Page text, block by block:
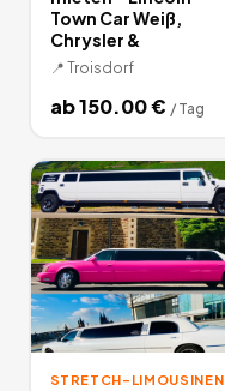
Town Car Weiß,
Chrysler &
📍 Troisdorf
ab150.00€ / Tag
STRETCH-LIMOUSINEN